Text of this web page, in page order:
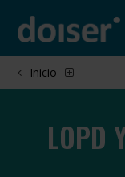
Inicio
LOPD